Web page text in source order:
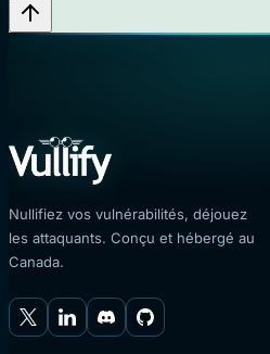
Nullifiez vos vulnérabilités, déjouez
les attaquants. Conçu et hébergé au
Canada.